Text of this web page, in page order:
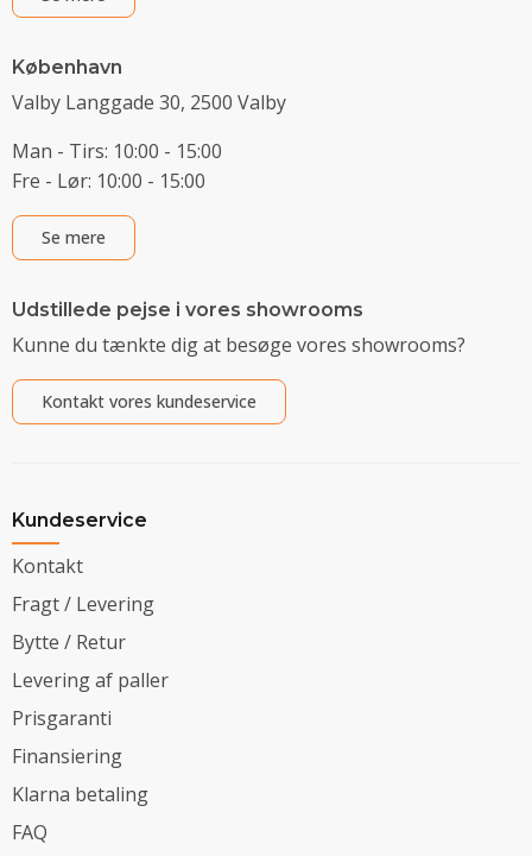
København
Valby Langgade 30, 2500 Valby
Man - Tirs: 10:00 - 15:00
Fre - Lør: 10:00 - 15:00
Se mere
Udstillede pejse i vores showrooms
Kunne du tænkte dig at besøge vores showrooms?
Kontakt vores kundeservice
Kundeservice
Kontakt
Fragt / Levering
Bytte / Retur
Levering af paller
Prisgaranti
Finansiering
Klarna betaling
FAQ